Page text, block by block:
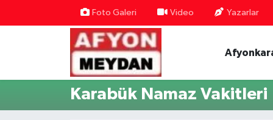
Foto Galeri Video Yazarlar
Karabük Namaz Vakitleri
Nöbetçi Eczaneler
Hava Durumu
Trafik Durumu